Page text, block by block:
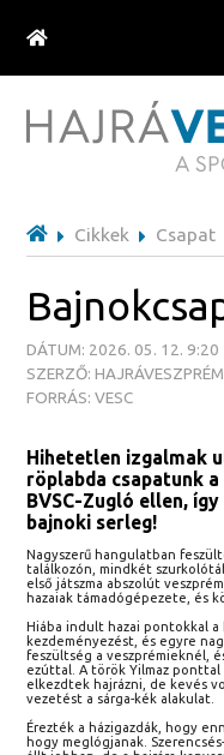
Cikkek Csapat
DÁTUM: 2026. 05. 12. 9:20
SZERZŐ:
FORRÁS: VESC
Hihetetlen izgalmak
röplabda csapatunk
BVSC-Zugló ellen,
bajnoki serleg!
Nagyszerű hangulatban
találkozón, mindkét
első játszma abszolút
hazaiak támadógépezete, és
Hiába indult hazai pontokkal a
kezdeményezést, és egyre
feszültség a veszprémieknél,
ezúttal. A török Yilmaz ponttal
elkezdtek hajrázni, de kevés
vezetést a sárga-kék alakulat.
Érezték a házigazdák, hogy
hogy meglógjanak.